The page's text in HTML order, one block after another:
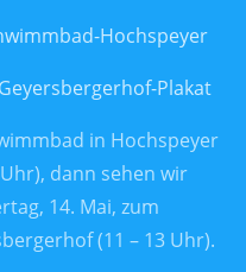
in Hochspeyer
dann sehen wir
14. Mai, zum
(11 – 13 Uhr).